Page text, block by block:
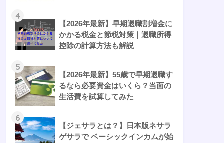
4
【2026年最新】早期退職割増金に
かかる税金と節税対策｜退職所得
控除の計算方法も解説
5
【2026年最新】55歳で早期退職す
るなら必要資金はいくら？当面の
生活費を試算してみた
6
【ジェサラとは？】日本版ネサラ
ゲサラで ベーシックインカムが始